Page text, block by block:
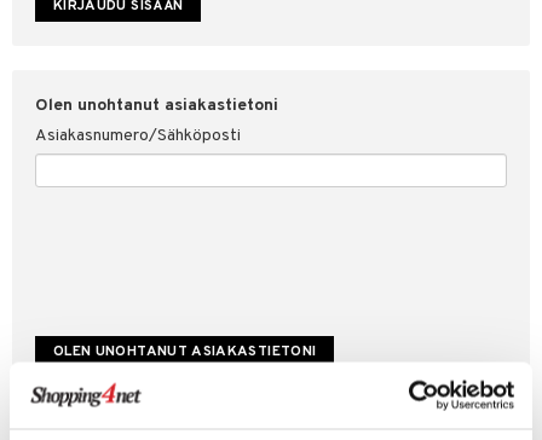
Olen unohtanut asiakastietoni
Asiakasnumero/Sähköposti